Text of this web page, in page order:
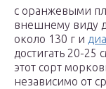
с оранжевыми
внешнему виду
около 130 г и
достигать 20-
этот сорт
независимо от